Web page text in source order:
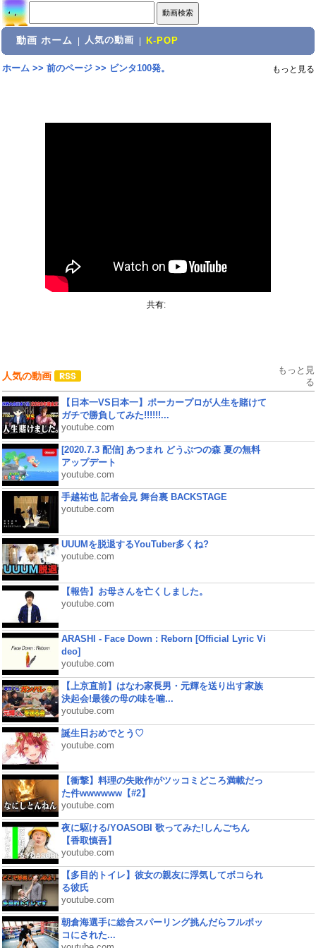
動画 ホーム 人気の動画 K-POP
ホーム>> 前のページ>> ビンタ100発。 もっと見る
共有:
人気の動画
もっと見
る
【日本一VS日本一】ポーカープロが人生を賭けて
ガチで勝負してみた!!!!!!...
youtube.com
[2020.7.3 配信] あつまれ どうぶつの森 夏の無料
アップデート
youtube.com
手越祐也 記者会見 舞台裏 BACKSTAGE
youtube.com
UUUMを脱退するYouTuber多くね?
youtube.com
【報告】お母さんを亡くしました。
youtube.com
ARASHI - Face Down : Reborn [Official Lyric Vi
deo]
youtube.com
【上京直前】はなわ家長男・元輝を送り出す家族
決起会!最後の母の味を噛...
youtube.com
誕生日おめでとう♡
youtube.com
【衝撃】料理の失敗作がツッコミどころ満載だっ
た件wwwwww【#2】
youtube.com
夜に駆ける/YOASOBI 歌ってみた!しんごちん
【香取慎吾】
youtube.com
【多目的トイレ】彼女の親友に浮気してボコられ
る彼氏
youtube.com
朝倉海選手に総合スパーリング挑んだらフルボッ
コにされた...